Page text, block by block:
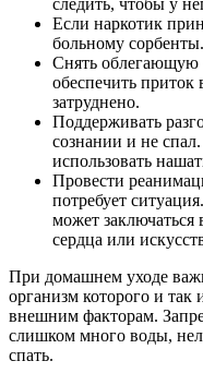
Если наркотик
больному сорбенты.
Снять облегающую
обеспечить приток
затруднено.
Поддерживать
сознании и не
использовать
Провести
потребует
может
сердца или
При домашнем уходе
организм которого и так
внешним факторам.
слишком много воды,
спать.